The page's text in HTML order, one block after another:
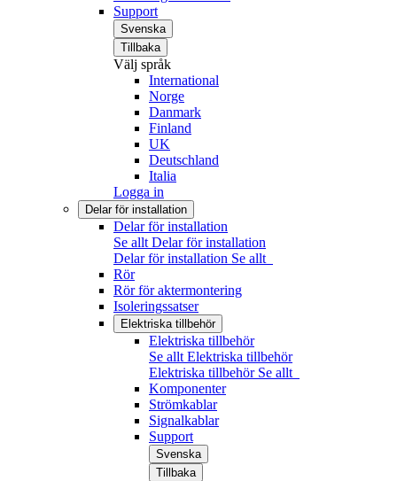
Support
Svenska
Tillbaka
Välj språk
International
Norge
Danmark
Finland
UK
Deutschland
Italia
Logga in
Delar för installation
Delar för installation
Se allt Delar för installation
Delar för installation Se allt
Rör
Rör för aktermontering
Isoleringssatser
Elektriska tillbehör
Elektriska tillbehör
Se allt Elektriska tillbehör
Elektriska tillbehör Se allt
Komponenter
Strömkablar
Signalkablar
Support
Svenska
Tillbaka